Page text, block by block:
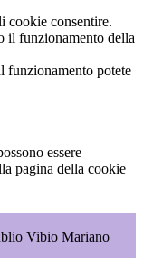
cookie consentire.
il funzionamento della
funzionamento potete
essere
pagina della cookie
Vibio Mariano